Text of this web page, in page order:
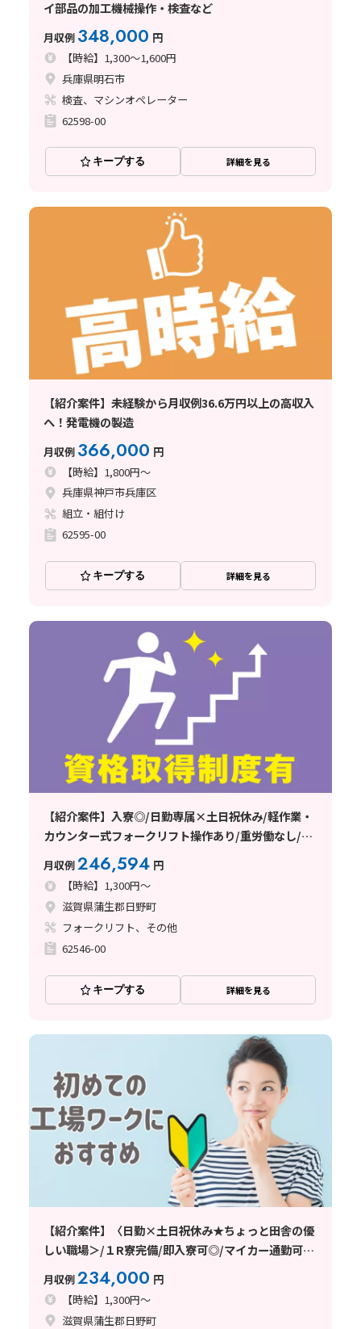
イ部品の加工機械操作・検査など
月収例 348,000 円
【時給】1,300～1,600円
兵庫県明石市
検査、マシンオペレーター
62598-00
キープする 詳細を見る
【紹介案件】未経験から月収例36.6万円以上の高収入
へ！発電機の製造
月収例 366,000 円
【時給】1,800円～
兵庫県神戸市兵庫区
組立・組付け
62595-00
キープする 詳細を見る
【紹介案件】入寮◎/日勤専属×土日祝休み/軽作業・
カウンター式フォークリフト操作あり/重労働なし/週
払い制度あり/未経験者歓迎♪
月収例246,594 円
【時給】1,300円～
滋賀県蒲生郡日野町
フォークリフト、その他
62546-00
キープする 詳細を見る
【紹介案件】〈日勤×土日祝休み★ちょっと田舎の優
しい職場＞/１R寮完備/即入寮可◎/マイカー通勤可
能/工場・製造未経験の方大歓迎！
月収例234,000 円
【時給】1,300円～
滋賀県蒲生郡日野町